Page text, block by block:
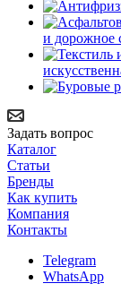
и дорожное
Задать вопрос
Каталог
Статьи
Бренды
Как купить
Компания
Контакты
Telegram
WhatsApp